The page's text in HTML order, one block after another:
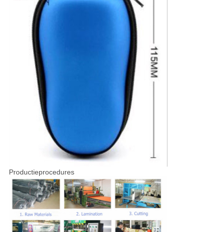
Productieprocedures